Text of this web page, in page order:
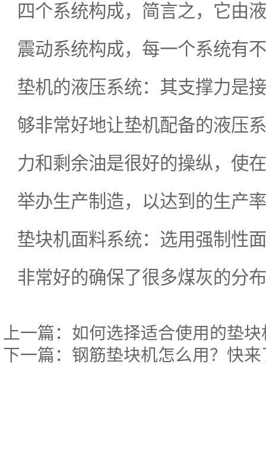
四个系统构成，简言之，它由
震动系统构成，每一个系统有
垫机的液压系统：其支撑力是
够非常好地让垫机配备的液压
力和剩余油是很好的操纵，使
举办生产制造，以达到的生产
垫块机面料系统：选用强制性
非常好的确保了很多煤灰的分
上一篇： 如何选择适合使用的垫块
下一篇： 钢筋垫块机怎么用？快来